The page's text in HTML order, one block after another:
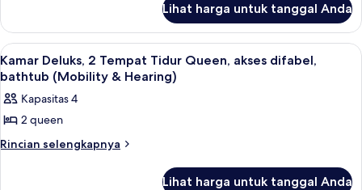
Parlor)
Suite,
kamar
tidur
Parlor)
Lihat harga untuk tanggal Anda
Lihat
semua
foto
untuk
Kamar
Deluks,
Kamar Deluks, 2 Tempat Tidur
5
Kamar Deluks, 2 Tempat Tidur Queen, akses difabel,
bathtub (Mobility & Hearing)
Kapasitas 4
2 queen
Rincian selengkapnya
Rincian
Lihat harga untuk tanggal Anda